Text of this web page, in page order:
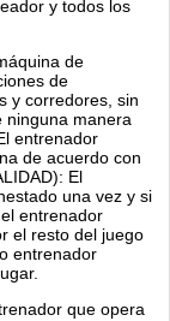
y todos los
de
de
y corredores, sin
ninguna manera
entrenador
de acuerdo con
El
una vez y si
entrenador
el resto del juego
entrenador
que opera